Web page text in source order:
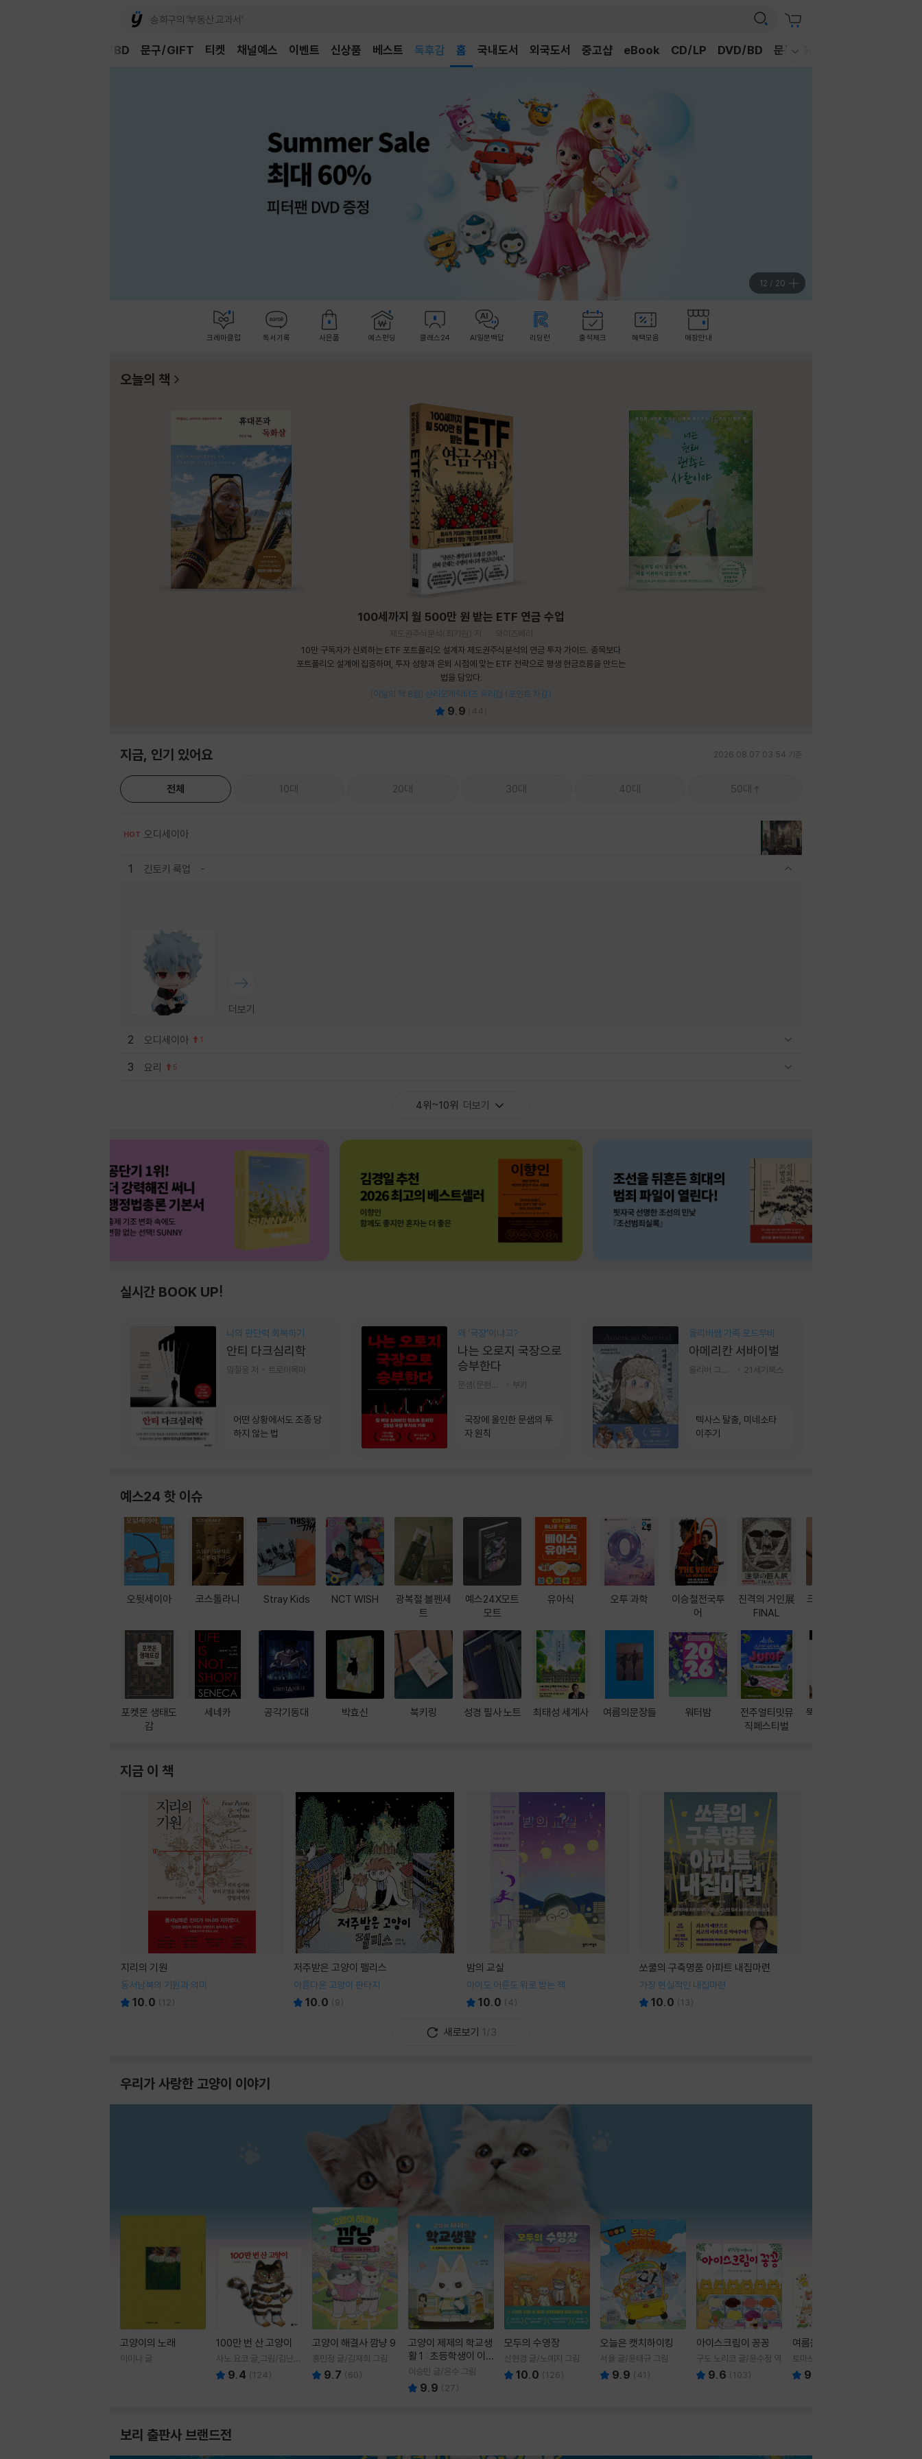
채널예스 이벤트 신상품 베스트
어린이
홈 국내도서 외국도서 중고샵 eBook CD/LP DVD/BD 문구/GIFT
DVD/BD 문구/GIFT 티켓
12 / 20
크레마클럽 독서기록 사은품 예스펀딩 클래스24 AI일문백답 리딩런 출석체크 혜택모음 매장안내
오늘의 책
100세까지 월 500만 원 받는 ETF 연금 수업
제도권주식분석(최기원) 저
와이즈베리
10만 구독자가 신뢰하는 ETF 포트폴리오 설계자 제도권주식분석의 연금 투자 가이드. 종목보다
포트폴리오 설계에 집중하며, 투자 성향과 은퇴 시점에 맞는 ETF 전략으로 평생 현금흐름을 만드는
법을 담았다.
[이달의 책 8월] 산리오캐릭터즈 유리컵 (포인트 차감)
9.9 44
지금, 인기 있어요 2026.08.07 03:54 기준
전체 10대 20대 30대 40대 50대
HOT 오디세이아
1 긴토키 룩업
더보기
2 오디세이아 1
3 요리 5
4위~10위 더보기
실시간 BOOK UP!
나의 판단력 회복하기
안티 다크심리학
임철웅 저 트로이목마
어떤 상황에서도 조종 당
하지 않는 법
왜 ‘국장‘이냐고?
나는 오로지 국장으로
승부한다
부키
국장에 올인한 문샘의 투
자 원칙
올리버쌤 가족 로드무비
아메리칸 서바이벌
21세기북스
텍사스 탈출, 미네소타
이주기
예스24 핫 이슈
오뒷세이아
포켓몬 생태도
감
코스톨라니
세네카
Stray Kids
공각기동대
NCT WISH
박효신
광복절 볼펜세
트
북키링
예스24X모트
모트
성경 필사 노트
유아식
최태성 세계사
오투 과학
여름의문장들
이승철전국투
어
워터밤
진격의 거인展
FINAL
전주얼티밋뮤
직페스티벌
크레마 이북 리
뚝딱! AI 3대장
지금 이 책
지리의 기원
동서남북의 기원과 의미
10.0 (12)
저주받은 고양이 펠리스
아름다운 고양이 판타지
10.0 (9)
밤의 교실
아이도 어른도 위로 받는 책
10.0 (4)
쏘쿨의 구축명품 아파트 내집마련
가장 현실적인 내집마련
10.0 (13)
새로보기 1/3
우리가 사랑한 고양이 이야기
고양이의 노래
이미나 글
100만 번 산 고양이
사노 요코 글,그림/김난주
역 9.4 (124)
고양이 해결사 깜냥 9
홍민정 글/김재희 그림
9.7 (60)
고양이 제제의 학교생
활 1 : 초등학생이 이
렇게 힘들 줄이야
이승민 글/온수 그림
9.9 ( 27)
모두의 수영장
신현경 글/노예지 그림
10.0 (126)
오늘은 캣치하이킹
서율 글/윤태규 그림
9.9 (41 )
아이스크림이 꽁꽁
구도 노리코 글/윤수정 역
9.6 (103)
여름을 부탁해
토마쓰리 글그림
9.8
보리 출판사 브랜드전